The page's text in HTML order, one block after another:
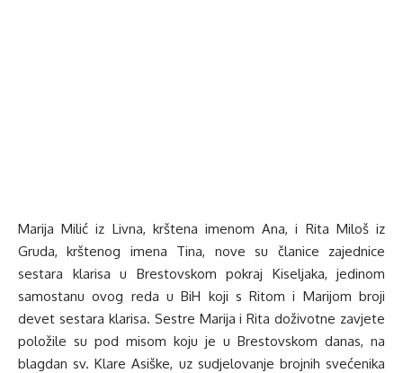
Marija Milić iz Livna, krštena imenom Ana, i Rita Miloš iz
Gruda, krštenog imena Tina, nove su članice zajednice
sestara klarisa u Brestovskom pokraj Kiseljaka, jedinom
samostanu ovog reda u BiH koji s Ritom i Marijom broji
devet sestara klarisa. Sestre Marija i Rita doživotne zavjete
položile su pod misom koju je u Brestovskom danas, na
blagdan sv. Klare Asiške, uz sudjelovanje brojnih svećenika